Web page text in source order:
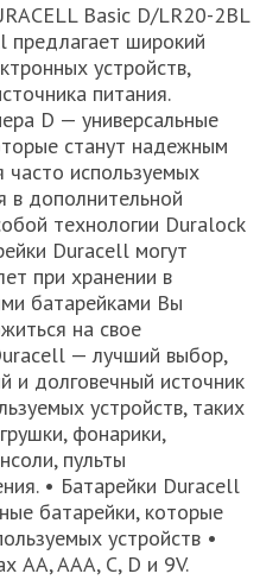
Basic D/LR20-2BL
предлагает широкий
устройств,
питания.
D — универсальные
станут надежным
используемых
в дополнительной
технологии Duralock
Duracell могут
при хранении в
батарейками Вы
на свое
— лучший выбор,
долговечный источник
устройств, таких
фонарики,
пульты
• Батарейки Duracell
батарейки, которые
устройств •
AA, AAA, C, D и 9V.